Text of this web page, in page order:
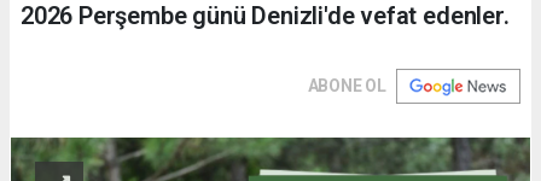
2026 Perşembe günü Denizli'de vefat edenler.
ABONE OL